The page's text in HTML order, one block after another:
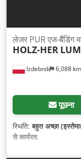
Izdebnik 6,088 km
लेजर PUR एज-बैंडिंग
HOLZ-HER
पूछना
स्थिति:बहुत अच्छा
से कार्यरत,